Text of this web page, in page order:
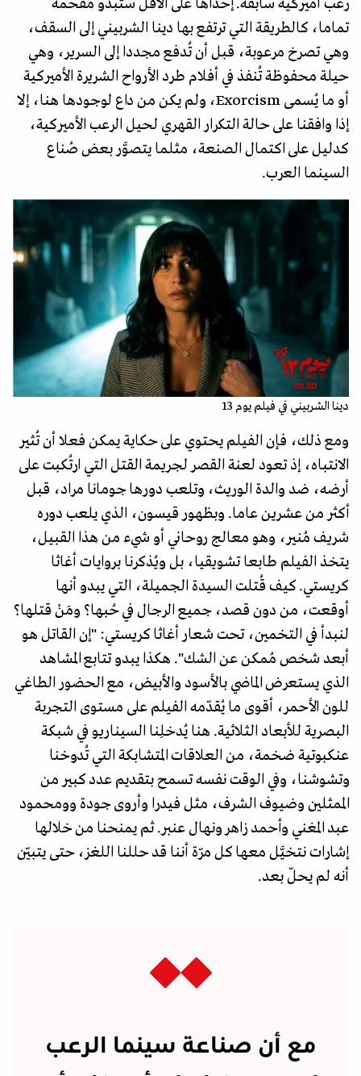
رعب أميركية سابقة. إحداها على الأقل ستبدو مُقحمة
تماما، كالطريقة التي ترتفع بها دينا الشربيني إلى السقف،
وهي تصرخ مرعوبة، قبل أن تُدفع مجددا إلى السرير، وهي
حيلة محفوظة تُنفذ في أفلام طرد الأرواح الشريرة الأميركية
أو ما يُسمى Exorcism، ولم يكن من داع لوجودها هنا، إلا
إذا وافقنا على حالة التكرار القهري لحيل الرعب الأميركية،
كدليل على اكتمال الصنعة، مثلما يتصوَّر بعض صُناع
السينما العرب.
دينا الشربيني في فيلم يوم 13
ومع ذلك، فإن الفيلم يحتوي على حكاية يمكن فعلا أن تُثير
الانتباه، إذ تعود لعنة القصر لجريمة القتل التي ارتُكبت على
أرضه، ضد والدة الوريث، وتلعب دورها جومانا مراد، قبل
أكثر من عشرين عاما. وبظهور قيسون، الذي يلعب دوره
شريف مُنير، وهو معالج روحاني أو شيء من هذا القبيل،
يتخذ الفيلم طابعا تشويقيا، بل ويُذكرنا بروايات أغاثا
كريستي. كيف قُتلت السيدة الجميلة، التي يبدو أنها
أوقعت، من دون قصد، جميع الرجال في حُبها؟ ومَنْ قتلها؟
لنبدأ في التخمين، تحت شعار أغاثا كريستي: "إن القاتل هو
أبعد شخص مُمكن عن الشك". هكذا يبدو تتابع المشاهد
الذي يستعرض الماضي بالأسود والأبيض، مع الحضور الطاغي
للون الأحمر، أقوى ما يُقدّمه الفيلم على مستوى التجربة
البصرية للأبعاد الثلاثية. هنا يُدخلِنا السيناريو في شبكة
عنكبوتية ضخمة، من العلاقات المتشابكة التي تُدوخنا
وتشوشنا، وفي الوقت نفسه تسمح بتقديم عدد كبير من
الممثلين وضيوف الشرف، مثل فيدرا وأروى جودة وومحمود
عبد المغني وأحمد زاهر ونهال عنبر. ثم يمنحنا من خلالها
إشارات نتخيَّل معها كل مرّة أننا قد حللنا اللغز، حتى يتبيّن
أنه لم يحلّ بعد.
مع أن صناعة سينما الرعب